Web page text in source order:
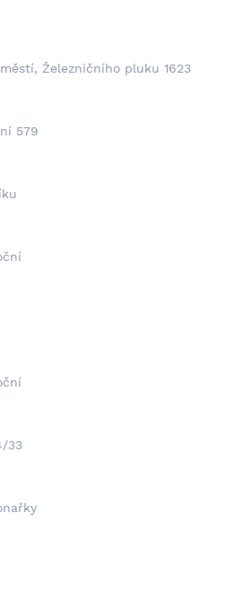
Železničního pluku 1623
579
33